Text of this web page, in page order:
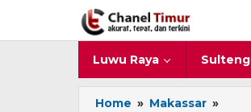
konten
Luwu Raya Sulteng
Home » Makassar »